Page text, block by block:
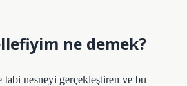
ne demek?
nesneyi gerçekleştiren ve bu